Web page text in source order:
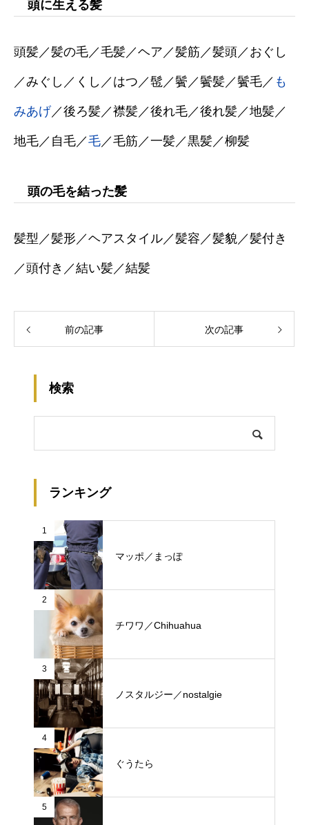
頭に生える髪
頭髪／髪の毛／毛髪／ヘア／髪筋／髪頭／おぐし
／みぐし／くし／はつ／髢／鬢／鬢髪／鬢毛／ も
みあげ／後ろ髪／襟髪／後れ毛／後れ髪／地髪／
地毛／自毛／毛／毛筋／一髪／黒髪／柳髪
頭の毛を結った髪
髪型／髪形／ヘアスタイル／髪容／髪貌／髪付き
／頭付き／結い髪／結髪
前の記事 次の記事
検索
ランキング
1
マッポ／まっぽ
2
チワワ／Chihuahua
3
ノスタルジー／nostalgie
4
ぐうたら
5